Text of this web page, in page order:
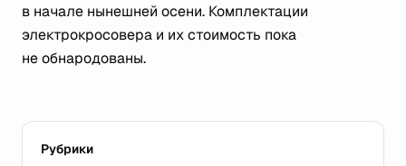
в начале нынешней осени. Комплектации
электрокросовера и их стоимость пока
не обнародованы.
Рубрики